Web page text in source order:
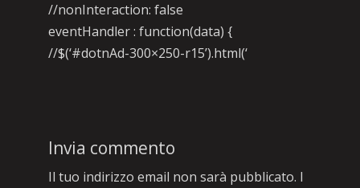
//nonInteraction: false
eventHandler : function(data) {
//$(‘#dotnAd-300×250-r15’).html(‘
Invia commento
Il tuo indirizzo email non sarà pubblicato. I